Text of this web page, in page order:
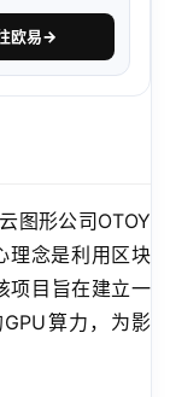
欧易→
图形公司OTOY
理念是利用区块
项目旨在建立一
算力，为影